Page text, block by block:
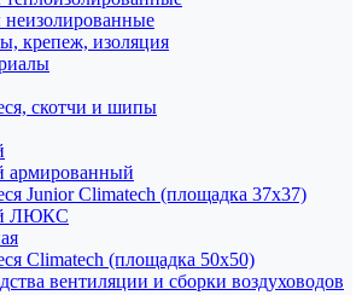
неизолированные
крепеж, изоляция
скотчи и шипы
армированный
Junior Climatech (площадка 37х37)
ЛЮКС
Climatech (площадка 50х50)
вентиляции и сборки воздуховодов